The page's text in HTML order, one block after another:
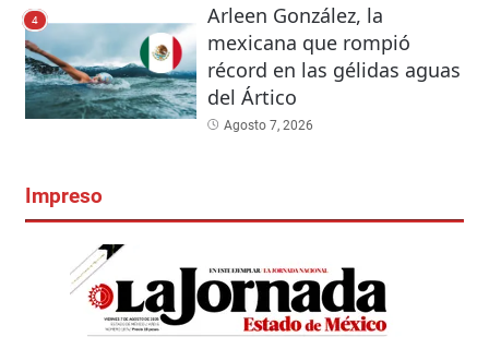
4
Arleen González, la
mexicana que rompió
récord en las gélidas aguas
del Ártico
Agosto 7, 2026
Impreso